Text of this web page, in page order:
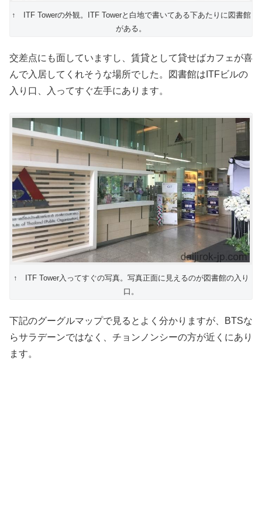
↑ ITF Towerの外観。ITF Towerと白地で書いてある下あたりに図書館
がある。
交差点にも面していますし、賃貸として貸せばカフェが喜
んで入居してくれそうな場所でした。図書館はITFビルの
入り口、入ってすぐ左手にあります。
↑ ITF Tower入ってすぐの写真。写真正面に見えるのが図書館の入り
口。
下記のグーグルマップで見るとよく分かりますが、BTSな
らサラデーンではなく、チョンノンシーの方が近くにあり
ます。